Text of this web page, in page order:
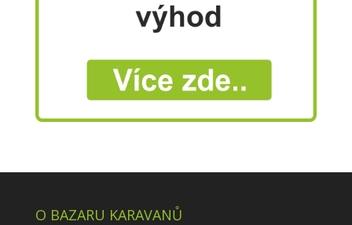
O BAZARU KARAVANŮ